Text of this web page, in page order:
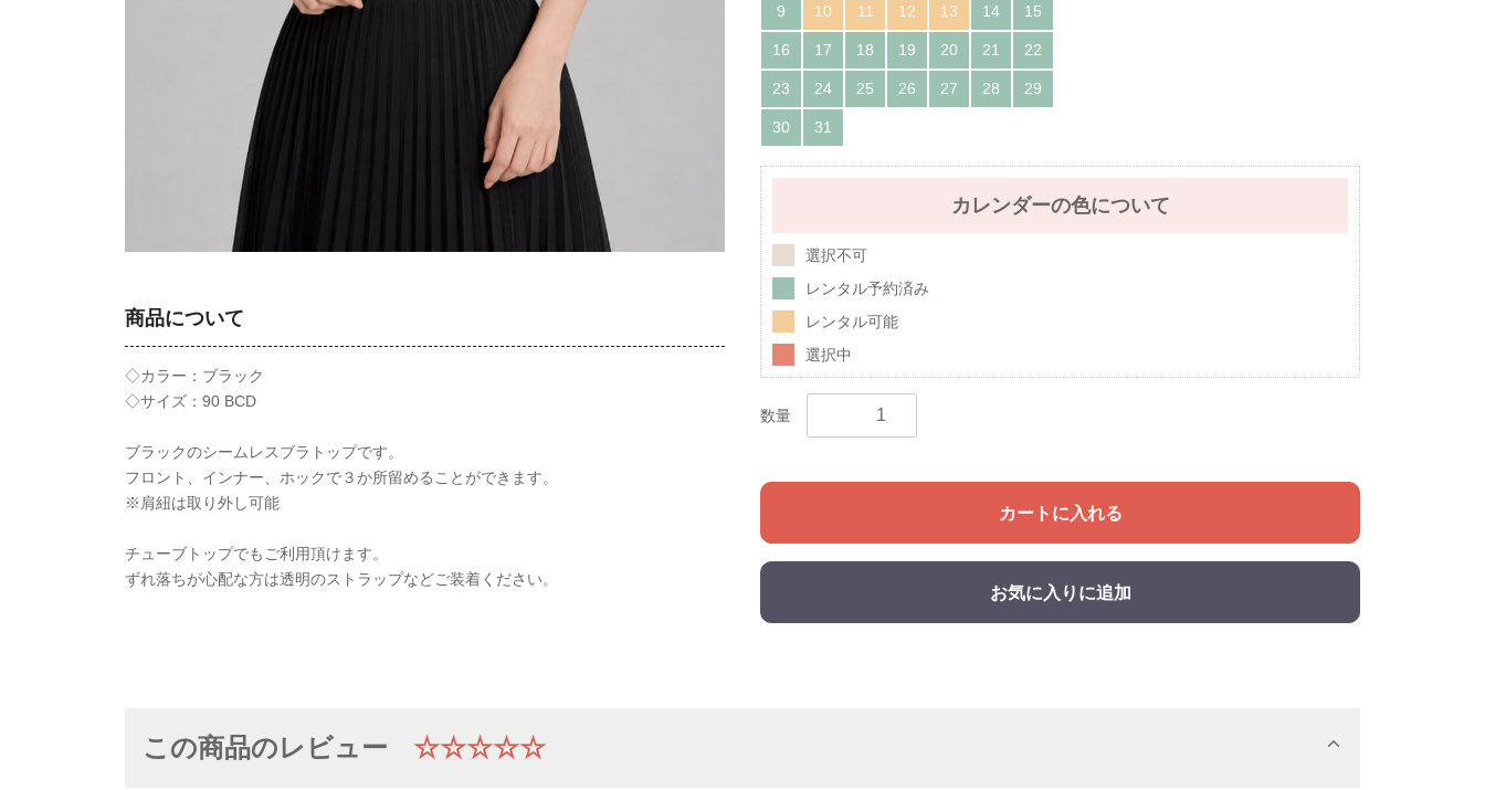
商品について
◇カラー：ブラック
◇サイズ：90 BCD
ブラックのシームレスブラトップです。
フロント、インナー、ホックで３か所留めることができます。
※肩紐は取り外し可能
チューブトップでもご利用頂けます。
ずれ落ちが心配な方は透明のストラップなどご装着ください。
9 10 11 12 13 14 15
16 17 18 19 20 21 22
23 24 25 26 27 28 29
30 31
カレンダーの色について
選択不可
レンタル予約済み
レンタル可能
選択中
数量
カートに入れる
お気に入りに追加
この商品のレビュー ☆☆☆☆☆